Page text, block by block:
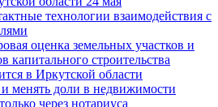
технологии взаимодействия с
оценка земельных участков и
капитального строительства
в Иркутской области
менять доли в недвижимости
через нотариуса